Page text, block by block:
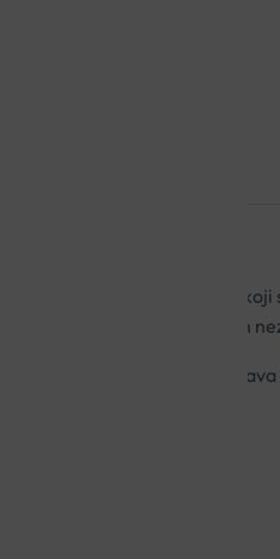
gel za vanjsku primjenu,
kao i za smanjenje istaknutih
je da smanjuje i